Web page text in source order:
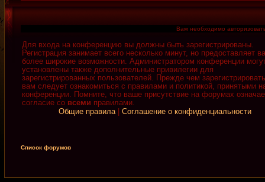
Вам необходимо
Для входа на конференцию вы должны быть зарегистрированы.
Регистрация занимает всего несколько минут, но предоставляет
более широкие возможности. Администратором конференции
установлены также дополнительные привилегии для
зарегистрированных пользователей. Прежде чем
вам следует ознакомиться с правилами и политикой, принятыми
конференции. Помните, что ваше присутствие на форумах
согласие со всеми правилами.
Общие правила| Соглашение о конфиденциальности
Список форумов